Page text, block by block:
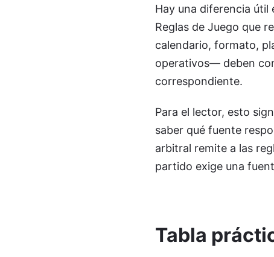
Hay una diferencia útil
Reglas de Juego que
calendario, formato,
operativos— deben
correspondiente.
Para el lector, esto
saber qué fuente
arbitral remite a las
partido exige una
Tabla